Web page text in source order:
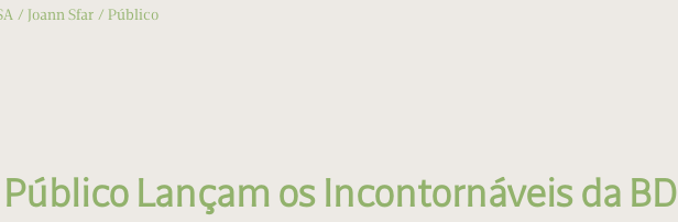
Joann Sfar Público
Público Lançam os Incontornáveis da BD